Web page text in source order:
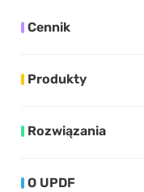
Cennik
Produkty
Rozwiązania
O UPDF